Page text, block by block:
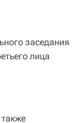
заседания
лица
также